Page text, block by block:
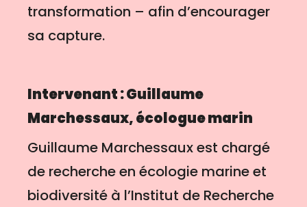
transformation – afin d’encourager
sa capture.
Intervenant : Guillaume
Marchessaux, écologue marin
Guillaume Marchessaux est chargé
de recherche en écologie marine et
biodiversité à l’Institut de Recherche